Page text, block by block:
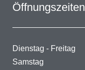
Öffnungszeiten
Dienstag - Freitag
Samstag